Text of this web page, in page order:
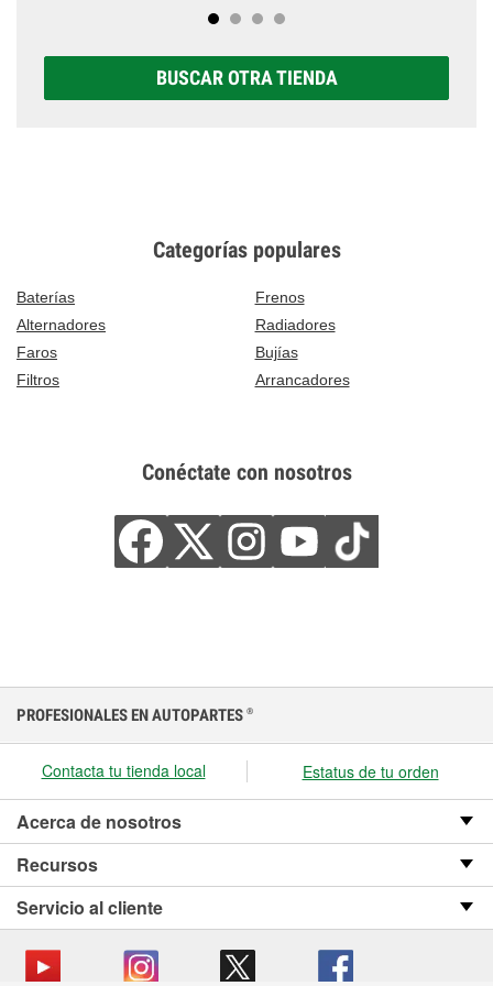
BUSCAR OTRA TIENDA
Categorías populares
Baterías
Frenos
Alternadores
Radiadores
Faros
Bujías
Filtros
Arrancadores
Conéctate con nosotros
PROFESIONALES EN AUTOPARTES ®
Contacta tu tienda local Estatus de tu orden
Acerca de nosotros
Recursos
Servicio al cliente